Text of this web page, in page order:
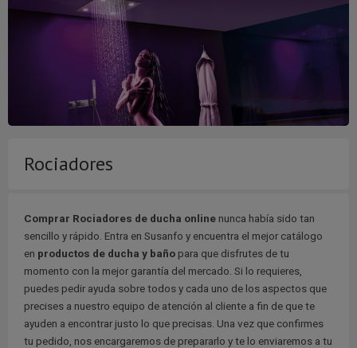
Rociadores
Comprar Rociadores de ducha online nunca había sido tan
sencillo y rápido. Entra en Susanfo y encuentra el mejor catálogo
en productos de ducha y baño para que disfrutes de tu
momento con la mejor garantía del mercado. Si lo requieres,
puedes pedir ayuda sobre todos y cada uno de los aspectos que
precises a nuestro equipo de atención al cliente a fin de que te
ayuden a encontrar justo lo que precisas. Una vez que confirmes
tu pedido, nos encargaremos de prepararlo y te lo enviaremos a tu